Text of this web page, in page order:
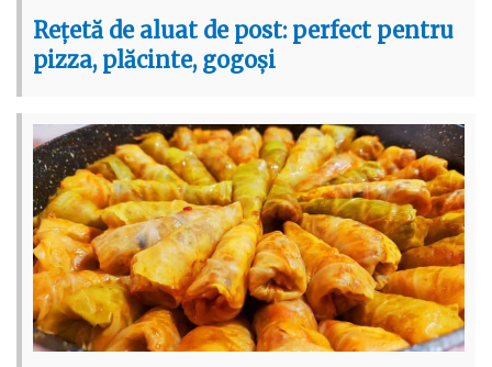
Rețetă de aluat de post: perfect pentru
pizza, plăcinte, gogoși